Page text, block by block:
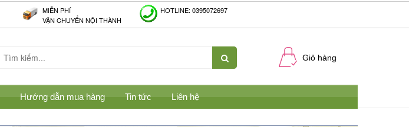
MIỄN PHÍ
VẬN CHUYỂN NỘI THÀNH
HOTLINE: 0395072697
Giỏ hàng
Hướng dẫn mua hàng Tin tức Liên hệ